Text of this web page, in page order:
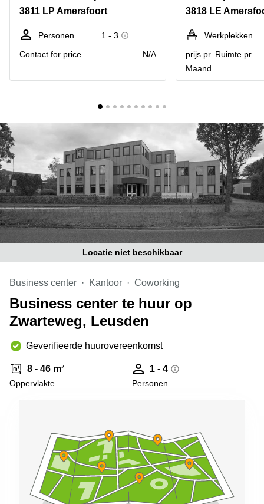
Hengelo
Hilversum
Hoofddorp
Amsterdam
Westpoort
Reeuwijk
Business
Arnhem
Business
center
Den
Haag
Coworking
Breda
Coworking
in Arnhem
Coworking
Hilversum
Coworking
space
Zwolle
Kantoor
Hengelo
Bedrijfsruimte
Huren in
3811 LP Amersfoort
Personen
1 - 3
Contact for price
N/A
3818 LE
Werkplekken
prijs pr. Ruimte pr.
Maand
Locatie niet beschikbaar
Business center Kantoor Coworking
Business center te huur op
Zwarteweg, Leusden
Geverifieerde huurovereenkomst
8 - 46 m²
Oppervlakte
1 - 4
Personen